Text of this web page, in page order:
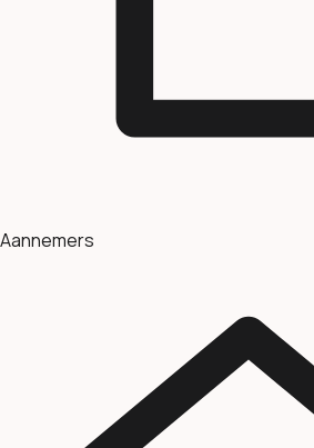
Aannemers